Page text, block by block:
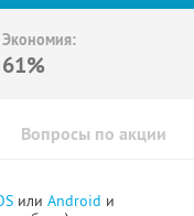
Экономия:
61%
Вопросы по акции
или Android и